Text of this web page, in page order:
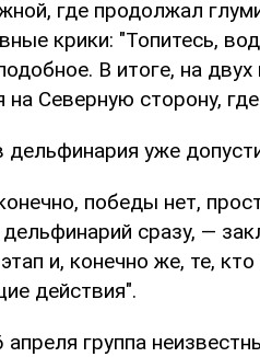
где продолжал
крики: "Топитесь,
В итоге, на
на Северную сторону,
дельфинария уже
победы нет,
сразу, —
и, конечно же, те,
действия".
группа